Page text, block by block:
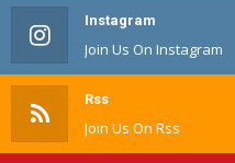
Instagram
Join Us On Instagram
Rss
Join Us On Rss